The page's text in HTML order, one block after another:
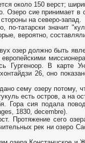
около 150 верст;
Озеро сие принимает в
на северо-запад.
по-татарски значит
вероятно,
озер должно быть
Гургеноор. В карте
26, оно
сему озеру потому,
есть остров, а на
Гора сия подала
1830, decembre).
Протяжение сего
рек ни озеро